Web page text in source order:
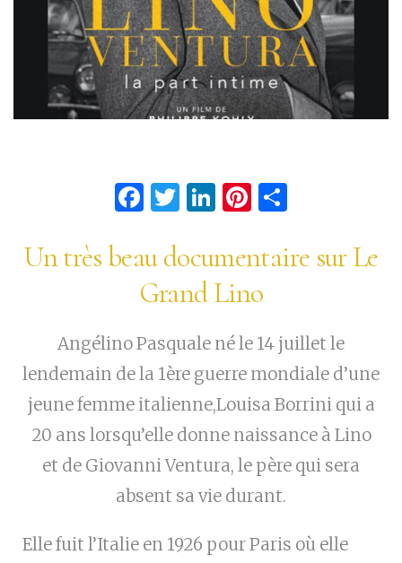
Facebook
Twitter
LinkedIn
Pinterest
Un très beau documentaire sur Le
Grand Lino
Angélino Pasquale né le 14 juillet le
lendemain de la 1ère guerre mondiale d’une
jeune femme italienne,Louisa Borrini qui a
20 ans lorsqu’elle donne naissance à Lino
et de Giovanni Ventura, le père qui sera
absent sa vie durant.
Elle fuit l’Italie en 1926 pour Paris où elle